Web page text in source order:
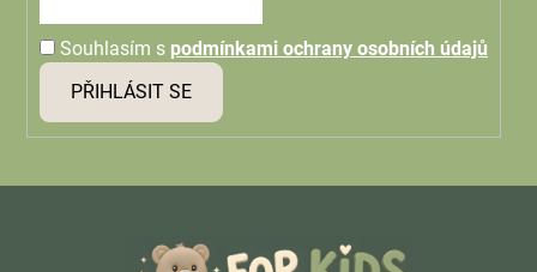
Souhlasím s podmínkami ochrany osobních údajů
PŘIHLÁSIT SE